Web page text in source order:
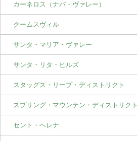
カーネロス（ナパ・ヴァレー）
クームスヴィル
サンタ・マリア・ヴァレー
サンタ・リタ・ヒルズ
スタッグス・リープ・ディストリクト
スプリング・マウンテン・ディストリクト
セント・ヘレナ